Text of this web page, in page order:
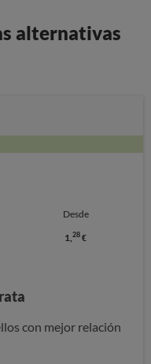
alternativas
Desde
1,28 €
con mejor relación